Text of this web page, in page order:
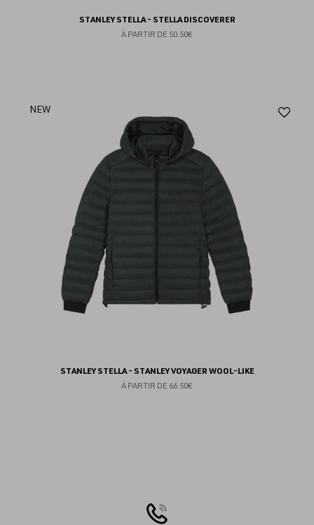
STANLEY STELLA - STELLA DISCOVERER
À PARTIR DE 50.50€
NEW
STANLEY STELLA - STANLEY VOYAGER WOOL-LIKE
À PARTIR DE 66.50€